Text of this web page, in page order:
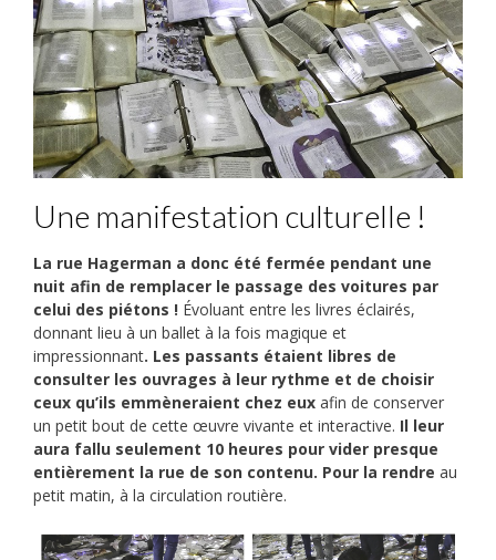
Une manifestation culturelle !
La rue Hagerman a donc été fermée pendant une
nuit afin de remplacer le passage des voitures par
celui des piétons ! Évoluant entre les livres éclairés,
donnant lieu à un ballet à la fois magique et
impressionnant. Les passants étaient libres de
consulter les ouvrages à leur rythme et de choisir
ceux qu’ils emmèneraient chez eux afin de conserver
un petit bout de cette œuvre vivante et interactive. Il leur
aura fallu seulement 10 heures pour vider presque
entièrement la rue de son contenu. Pour la rendre au
petit matin, à la circulation routière.